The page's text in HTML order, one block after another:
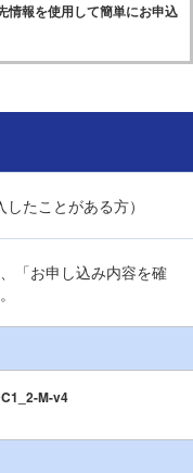
情報を使用して簡単にお申込
たことがある方）
「お申し込み内容を確
M-v4